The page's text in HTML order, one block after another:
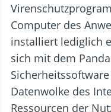
Computer des
installiert lediglich
sich mit dem
Datenwolke des
Ressourcen der